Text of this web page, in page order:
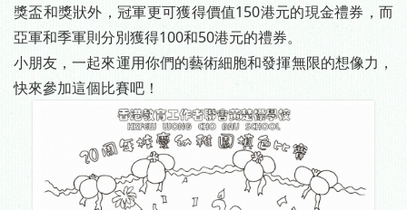
獎盃和獎狀外，冠軍更可獲得價值150港元的現金禮券，而
亞軍和季軍則分別獲得100和50港元的禮券。
小朋友，一起來運用你們的藝術細胞和發揮無限的想像力，
快來參加這個比賽吧！